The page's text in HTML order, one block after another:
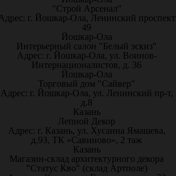
"Строй Арсенал"
г. Йошкар-Ола, Ленинский проспект
49
Йошкар-Ола
Интерьерный салон "Белый эскиз"
Адрес: г. Йошкар-Ола, ул. Воинов-
Интернационалистов, д. 36
Йошкар-Ола
Торговый дом "Сайвер"
Адрес: г. Йошкар-Ола, ул. Ленинский пр-т,
д.8
Казань
Лепной Декор
Адрес: г. Казань, ул. Хусаина Ямашева,
д.93, ТК «Савиново», 2 таж
Казань
Магазин-склад архитектурного декора
"Статус Кво" (склад Артполе)